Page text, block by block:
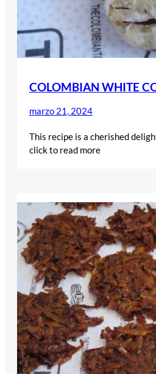
COLOMBIAN WHITE
marzo 21, 2024
This recipe is a cherished
click to read more